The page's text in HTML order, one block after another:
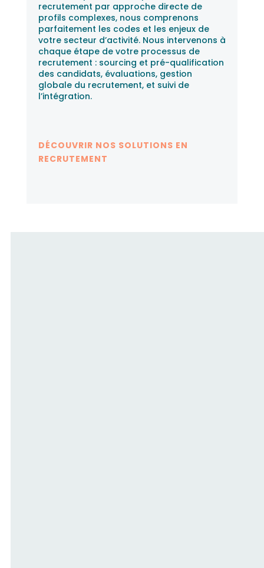
recrutement par approche directe de
profils complexes, nous comprenons
parfaitement les codes et les enjeux de
votre secteur d’activité. Nous intervenons à
chaque étape de votre processus de
recrutement : sourcing et pré-qualification
des candidats, évaluations, gestion
globale du recrutement, et suivi de
l’intégration.
DÉCOUVRIR NOS SOLUTIONS EN
RECRUTEMENT